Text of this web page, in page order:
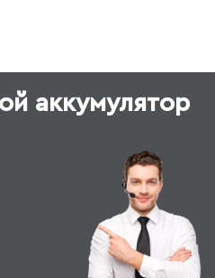
аккумулятор